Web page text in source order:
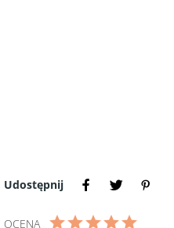
Udostępnij
OCENA